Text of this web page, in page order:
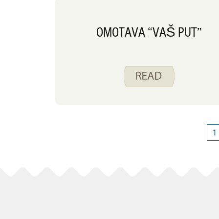
OMOTAVA “VAŠ PUT”
1